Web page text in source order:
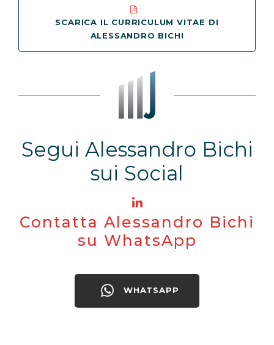
SCARICA IL CURRICULUM VITAE DI
ALESSANDRO BICHI
Segui Alessandro Bichi
sui Social
Contatta Alessandro Bichi
su WhatsApp
WHATSAPP